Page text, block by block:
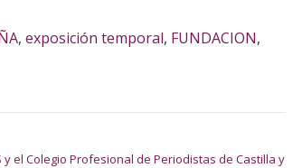
, exposición temporal, FUNDACION,
y el Colegio Profesional de Periodistas de Castilla y